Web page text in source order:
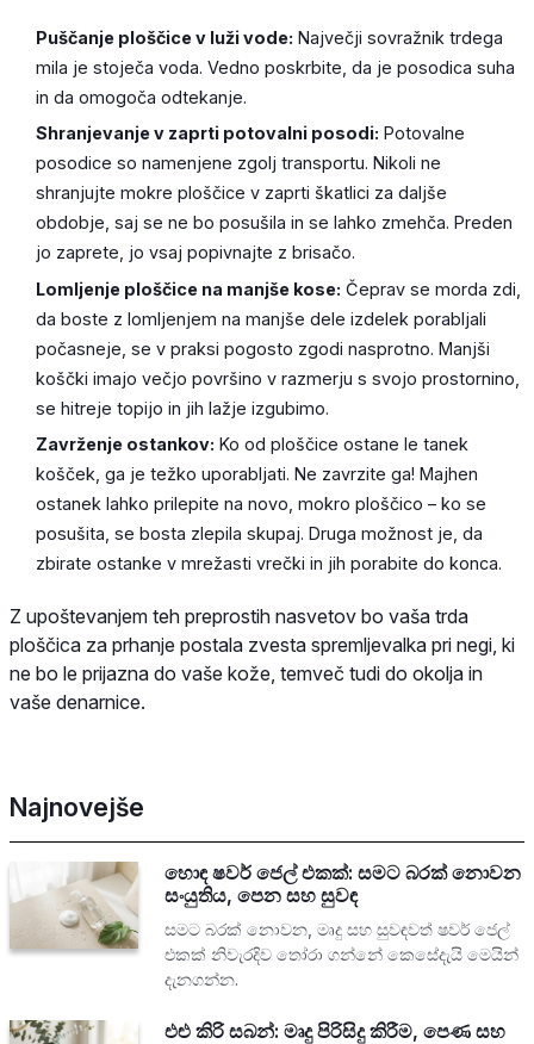
Puščanje ploščice v luži vode: Največji sovražnik trdega
mila je stoječa voda. Vedno poskrbite, da je posodica suha
in da omogoča odtekanje.
Shranjevanje v zaprti potovalni posodi: Potovalne
posodice so namenjene zgolj transportu. Nikoli ne
shranjujte mokre ploščice v zaprti škatlici za daljše
obdobje, saj se ne bo posušila in se lahko zmehča. Preden
jo zaprete, jo vsaj popivnajte z brisačo.
Lomljenje ploščice na manjše kose: Čeprav se morda zdi,
da boste z lomljenjem na manjše dele izdelek porabljali
počasneje, se v praksi pogosto zgodi nasprotno. Manjši
koščki imajo večjo površino v razmerju s svojo prostornino,
se hitreje topijo in jih lažje izgubimo.
Zavrženje ostankov: Ko od ploščice ostane le tanek
košček, ga je težko uporabljati. Ne zavrzite ga! Majhen
ostanek lahko prilepite na novo, mokro ploščico – ko se
posušita, se bosta zlepila skupaj. Druga možnost je, da
zbirate ostanke v mrežasti vrečki in jih porabite do konca.
Z upoštevanjem teh preprostih nasvetov bo vaša trda
ploščica za prhanje postala zvesta spremljevalka pri negi, ki
ne bo le prijazna do vaše kože, temveč tudi do okolja in
vaše denarnice.
Najnovejše
හොඳ ෂවර් ජෙල් එකක්: සමට බරක් නොවන
සංයුතිය, පෙන සහ සුවඳ
සමට බරක් නොවන, මෘදු සහ සුවඳවත් ෂවර් ජෙල්
එකක් නිවැරදිව තෝරා ගන්නේ කෙසේදැයි මෙයින්
දැනගන්න.
එළු කිරි සබන්: මෘදු පිරිසිදු කිරීම, පෙණ සහ